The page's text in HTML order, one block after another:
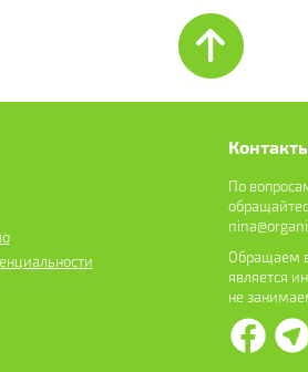
По
Обращаем
является
не